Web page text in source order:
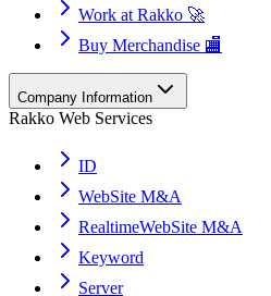
Work at Rakko 🚀
Buy Merchandise 🏬
Company Information
Rakko Web Services
ID
WebSite M&A
RealtimeWebSite M&A
Keyword
Server